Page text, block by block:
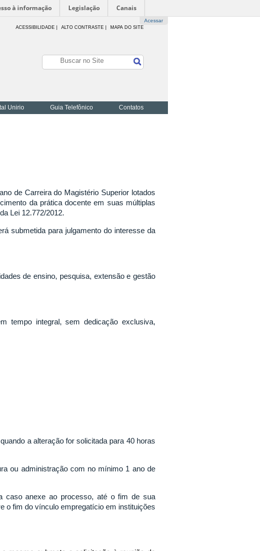
à informação Legislação Canais
Acessar
ACESSIBILIDADE ALTO CONTRASTE | MAPA DO SITE
Unirio Guia Telefônico Contatos
de Carreira do Magistério Superior lotados
da prática docente em suas múltiplas
Lei 12.772/2012.
submetida para julgamento do interesse da
de ensino, pesquisa, extensão e gestão
integral, sem dedicação exclusiva,
a alteração for solicitada para 40 horas
ou administração com no mínimo 1 ano de
caso anexe ao processo, até o fim de sua
o fim do vínculo empregatício em instituições